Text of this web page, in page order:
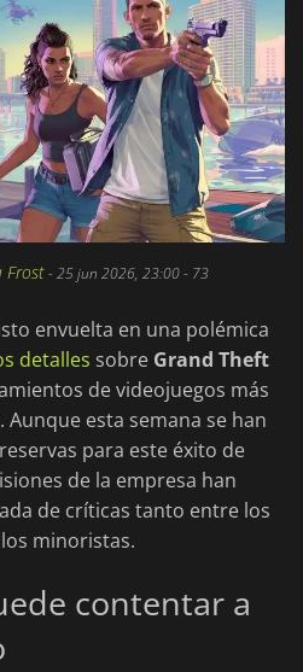
Frost-25 jun 2026, 23:00- 73
envuelta en una polémica
detalles sobre Grand Theft
de videojuegos más
esta semana se han
para este éxito de
de la empresa han
de críticas tanto entre los
minoristas.
contentar a